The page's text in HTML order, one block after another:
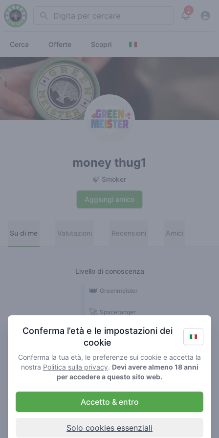
Search 2
View
Cerca Offerte Scopri
money thug1
🍃 Smoker
Aggiungi amico
Su di me Valutazioni Recensioni Amici
Livello di conoscenza
🍃 Smoker
🌱 Roller
🥦 Stoner
🚀 Spaceranger
👑 Greenmeister
Conferma l’età e le impostazioni dei
cookie
Conferma la tua età, le preferenze sui cookie e accetta la
nostra Politica sulla privacy. Devi avere almeno 18 anni
per accedere a questo sito web.
Accetto & entro
Solo cookies essenziali